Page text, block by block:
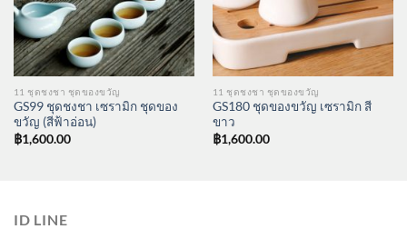
11 ชุดชงชา ชุดของขวัญ
GS99 ชุดชงชา เซรามิก ชุดของ
ขวัญ (สีฟ้าอ่อน)
฿1,600.00
11 ชุดชงชา ชุดของขวัญ
GS180 ชุดของขวัญ เซรามิก สี
ขาว
฿1,600.00
ID LINE